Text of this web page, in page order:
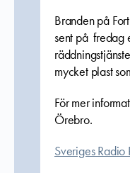
Branden på
sent på fredag
mycket plast
För mer
Örebro.
Sveriges